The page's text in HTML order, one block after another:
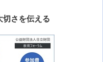
切さを伝える